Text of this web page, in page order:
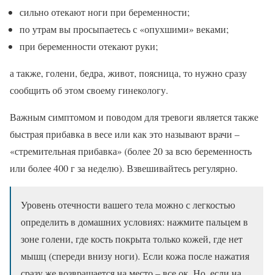
сильно отекают ноги при беременности;
по утрам вы просыпаетесь с «опухшими» веками;
при беременности отекают руки;
а также, голени, бедра, живот, поясница, то нужно сразу
сообщить об этом своему гинекологу.
Важным симптомом и поводом для тревоги является также
быстрая прибавка в весе или как это называют врачи –
«стремительная прибавка» (более 20 за всю беременность
или более 400 г за неделю). Взвешивайтесь регулярно.
Уровень отечности вашего тела можно с легкостью
определить в домашних условиях: нажмите пальцем в
зоне голени, где кость покрыта только кожей, где нет
мышц (спереди внизу ноги). Если кожа после нажатия